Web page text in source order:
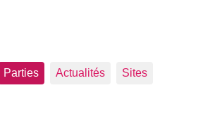
Parties Actualités Sites